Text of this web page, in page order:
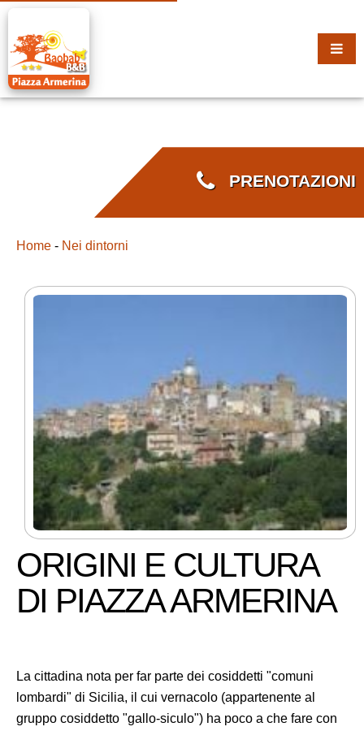
PRENOTAZIONI
Home - Nei dintorni
ORIGINI E CULTURA
DI PIAZZA ARMERINA
La cittadina nota per far parte dei cosiddetti "comuni
lombardi" di Sicilia, il cui vernacolo (appartenente al
gruppo cosiddetto "gallo-siculo") ha poco a che fare con